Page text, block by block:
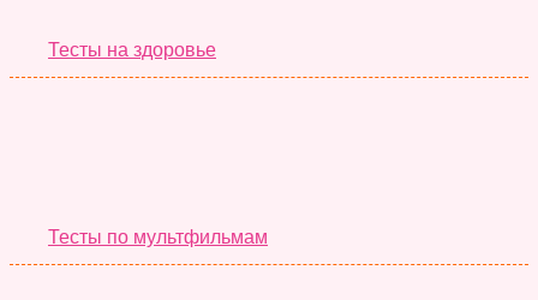
Тесты на здоровье
Тесты по мультфильмам